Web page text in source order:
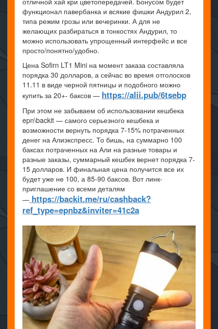
функционал павербанка и всякие фишки Андурил 2,
типа режим грозы или вечеринки. А для не
желающих разбираться в тонкостях Андурил, то
можно использовать упрощенный интерфейс и все
просто/понятно/удобно.
Цена Sofirn LT1 Mini на момент заказа составляла
порядка 30 долларов, а сейчас во время отголосков
11.11 в виде черной пятницы и подобного можно
купить за 20+- баксов — https://alii.pub/6tsebp
При этом не забываем об использовании кешбека
epn\backit — самого серьезного кешбека и
возможности вернуть порядка 7-15% потраченных
денег на Алиэкспресс. То бишь, на суммарно 100
баксах потраченных на Али на разные товары и
разные заказы, суммарный кешбек вернет порядка 7-
15 долларов. И финальная цена получится все их
будет уже не 100, а 85-90 баксов. Вот линк-
приглашение со всеми деталям
— https://backit.me/ru/cashback?
ref_type=epnbz&inviter=41c2a